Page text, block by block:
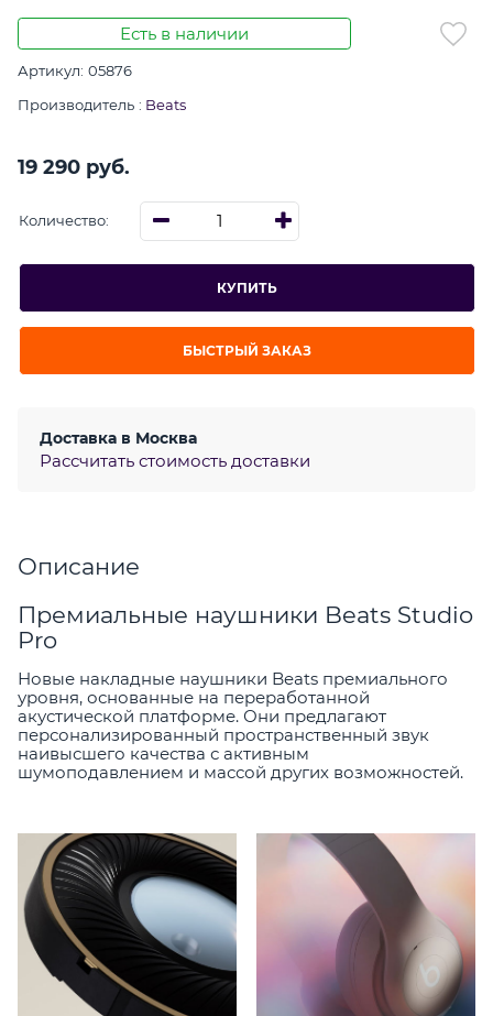
Есть в наличии
Артикул: 05876
Производитель : Beats
19 290 руб.
Количество:
КУПИТЬ
БЫСТРЫЙ ЗАКАЗ
Доставка в Москва
Рассчитать стоимость доставки
Описание
Премиальные наушники Beats Studio
Pro
Новые накладные наушники Beats премиального
уровня, основанные на переработанной
акустической платформе. Они предлагают
персонализированный пространственный звук
наивысшего качества с активным
шумоподавлением и массой других возможностей.